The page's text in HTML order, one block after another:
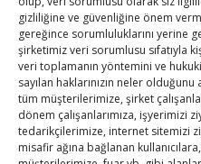
gizliliğine ve güvenliğine önem
gereğince sorumluluklarını yerine
şirketimiz veri sorumlusu sıfatıyla
veri toplamanın yöntemini ve
sayılan haklarınızın neler
tüm müşterilerimize, şirket
dönem çalışanlarımıza, işyerimizi
tedarikçilerimize, internet sitemizi
misafir ağına bağlanan
Emiroğlu’nu kabul etti
ByTUTSOon Ağu 4, 2026
Hisarcıklıoğlu Muğla İl/İlçe
ile buluştu
ByTUTSOon Ağu 2, 2026
Hisarcıklıoğlu Muğla Ticaret